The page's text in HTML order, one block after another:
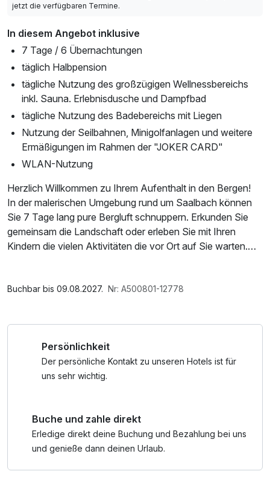
jetzt die verfügbaren Termine.
In diesem Angebot inklusive
7 Tage / 6 Übernachtungen
täglich Halbpension
tägliche Nutzung des großzügigen Wellnessbereichs
inkl. Sauna. Erlebnisdusche und Dampfbad
tägliche Nutzung des Badebereichs mit Liegen
Nutzung der Seilbahnen, Minigolfanlagen und weitere
Ermäßigungen im Rahmen der "JOKER CARD"
WLAN-Nutzung
Herzlich Willkommen zu Ihrem Aufenthalt in den Bergen!
In der malerischen Umgebung rund um Saalbach können
Sie 7 Tage lang pure Bergluft schnuppern. Erkunden Sie
gemeinsam die Landschaft oder erleben Sie mit Ihren
Kindern die vielen Aktivitäten die vor Ort auf Sie warten.
Freuen Sie sich auf hervorragenden Service und eine
schönen Saalbach.
Buchbar bis 09.08.2027. Nr: A500801-12778
Persönlichkeit
Der persönliche Kontakt zu unseren Hotels ist für
uns sehr wichtig.
Buche und zahle direkt
Erledige direkt deine Buchung und Bezahlung bei uns
und genieße dann deinen Urlaub.